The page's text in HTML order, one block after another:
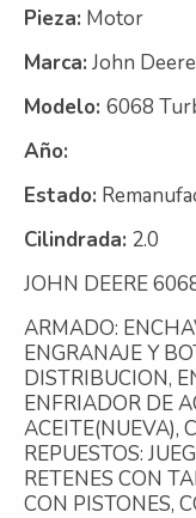
Pieza: Motor
Marca: John Deere
Modelo: 6068
Año:
Estado:
Cilindrada: 2.0
JOHN DEERE
ARMADO:
ENGRANAJE Y
DISTRIBUCION,
ENFRIADOR DE
ACEITE(NUEVA),
REPUESTOS:
RETENES CON
CON PISTONES,